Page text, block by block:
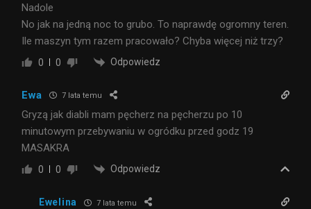
Nadole
No jak na jedną noc to grubo. To naprawdę ogromny teren.
Ile maszyn tym razem pracowało? Chyba więcej niż trzy?
0 0 Odpowiedz
Ewa 7 lata temu
Gryzą jak diabli mam pęcherz na pęcherzu po 10
minutowym przebywaniu w ogródku przed godz 19
MASAKRA
0 0 Odpowiedz
Ewelina 7 lata temu